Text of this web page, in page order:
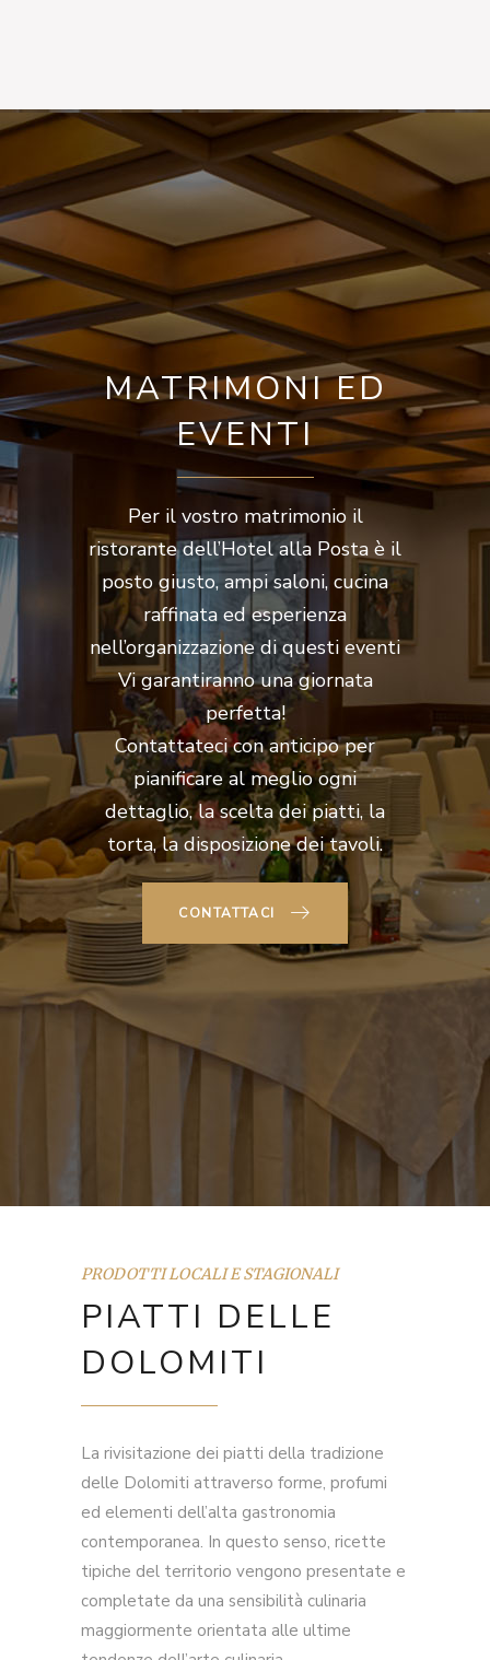
MATRIMONI ED
EVENTI
Per il vostro matrimonio il
ristorante dell’Hotel alla Posta è il
posto giusto, ampi saloni, cucina
raffinata ed esperienza
nell’organizzazione di questi eventi
Vi garantiranno una giornata
perfetta!
Contattateci con anticipo per
pianificare al meglio ogni
dettaglio, la scelta dei piatti, la
torta, la disposizione dei tavoli.
CONTATTACI
PRODOTTI LOCALI E STAGIONALI
PIATTI DELLE
DOLOMITI
La rivisitazione dei piatti della tradizione
delle Dolomiti attraverso forme, profumi
ed elementi dell’alta gastronomia
contemporanea. In questo senso, ricette
tipiche del territorio vengono presentate e
completate da una sensibilità culinaria
maggiormente orientata alle ultime